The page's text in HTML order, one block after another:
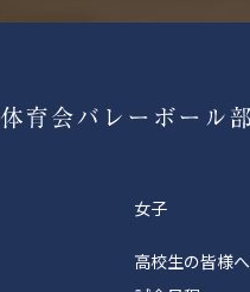
女子
高校生の皆様へ